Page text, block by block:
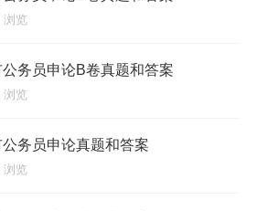
浏览
务员申论B卷真题和答案
浏览
务员申论真题和答案
浏览